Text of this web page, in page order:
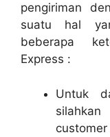
pengiriman
suatu hal
beberapa
Express :
Untuk